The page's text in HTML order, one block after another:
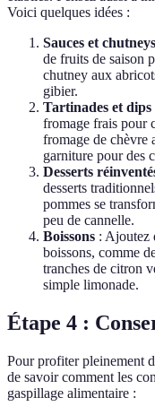
Voici quelques idées :
Sauces et chutneys
de fruits de saison
chutney aux
gibier.
Tartinades et dips
fromage frais pour
fromage de chèvre
garniture pour des
Desserts
desserts
pommes se
peu de cannelle.
Boissons : Ajoutez
boissons, comme
tranches de citron
simple limonade.
Étape 4 :
Pour profiter pleinement
de savoir comment les
gaspillage alimentaire :